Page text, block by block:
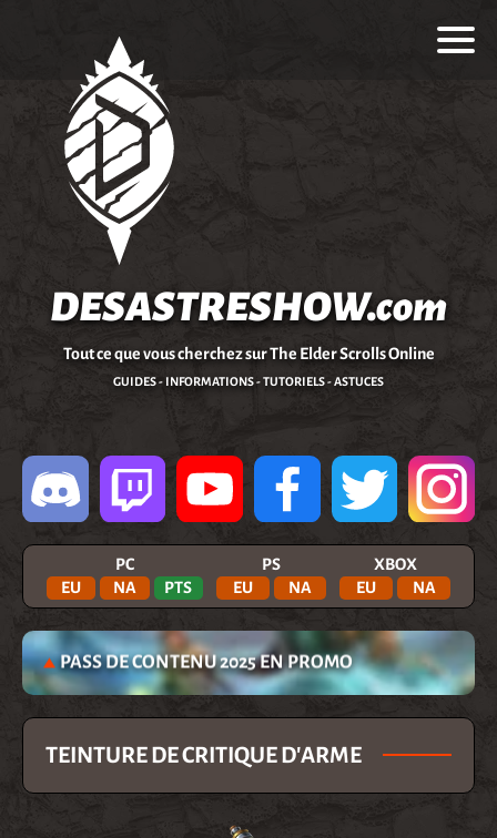
DESASTRESHOW.com
Tout ce que vous cherchez sur The Elder Scrolls Online
GUIDES - INFORMATIONS - TUTORIELS - ASTUCES
PC
EU
NA PTS
PS
EU
NA
XBOX
EU
NA
PASS DE CONTENU 2025 EN PROMO
TEINTURE DE CRITIQUE D'ARME